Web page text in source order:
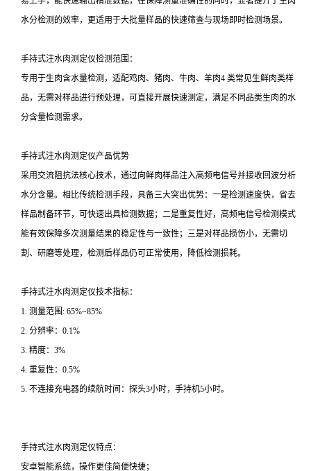
水分检测的效率，更适用于大批量样品的快速筛查与现场即时检测场景。
手持式注水肉测定仪检测范围：
专用于生肉含水量检测，适配鸡肉、猪肉、牛肉、羊肉4 类常见生鲜肉类样
品，无需对样品进行预处理，可直接开展快速测定，满足不同品类生肉的水
分含量检测需求。
手持式注水肉测定仪产品优势
采用交流阻抗法核心技术，通过向鲜肉样品注入高频电信号并接收回波分析
水分含量。相比传统检测手段，具备三大突出优势：一是检测速度快，省去
样品制备环节，可快速出具检测数据；二是重复性好，高频电信号检测模式
能有效保障多次测量结果的稳定性与一致性；三是对样品损伤小，无需切
割、研磨等处理，检测后样品仍可正常使用，降低检测损耗。
手持式注水肉测定仪技术指标：
1. 测量范围: 65%~85%
2. 分辨率：0.1%
3. 精度：3%
4. 重复性：0.5%
5. 不连接充电器的续航时间：探头3小时，手持机5小时。
手持式注水肉测定仪特点：
安卓智能系统，操作更佳简便快捷；